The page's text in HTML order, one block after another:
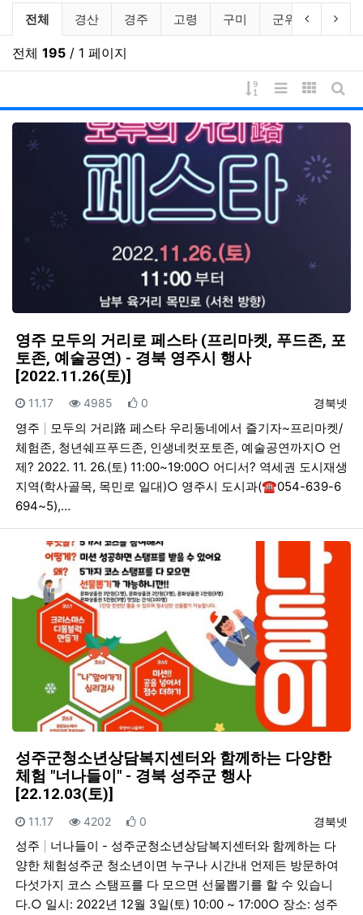
축제/행사 소개 분류 목록
전체 경산 경주 고령 구미 군위 김천
이전 분류
다
전체 195 / 1 페이지
게시물 정렬
리스트 스타일
갤러리게
영주 모두의 거리로 페스타 (프리마켓, 푸드존, 포
토존, 예술공연) - 경북 영주시 행사
[2022.11.26(토)]
등록자
경북넷
등록일
11.17 조회
4985 추천
0
영주
모두의 거리路 페스타 우리동네에서 즐기자~프리마켓/
체험존, 청년쉐프푸드존, 인생네컷포토존, 예술공연까지○ 언
제? 2022. 11. 26.(토) 11:00~19:00○ 어디서? 역세권 도시재생
지역(학사골목, 목민로 일대)○ 영주시 도시과(☎054-639-6
694~5),…
성주군청소년상담복지센터와 함께하는 다양한
체험 "너나들이" - 경북 성주군 행사
[22.12.03(토)]
등록자
경북넷
등록일
11.17 조회
4202 추천
0
성주
너나들이 - 성주군청소년상담복지센터와 함께하는 다
양한 체험성주군 청소년이면 누구나 시간내 언제든 방문하여
다섯가지 코스 스탬프를 다 모으면 선물뽑기를 할 수 있습니
다.○ 일시: 2022년 12월 3일(토) 10:00 ~ 17:00○ 장소: 성주